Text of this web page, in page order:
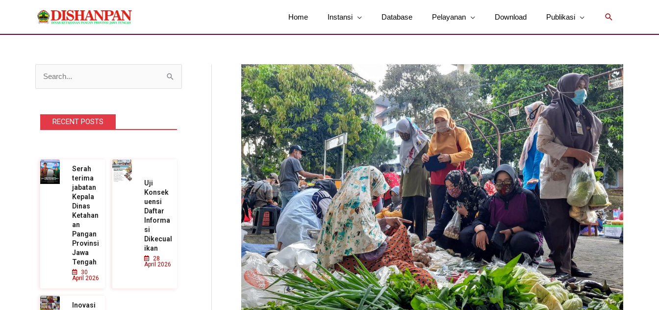
Home Instansi Database Pelayanan Download Publikasi Cari
RECENT POSTS
Serah
terima
jabatan
Kepala
Dinas
Ketahan
an
Pangan
Provinsi
Jawa
Tengah
30
April 2026
Uji
Konsek
uensi
Daftar
Informa
si
Dikecual
ikan
28
April 2026
Inovasi